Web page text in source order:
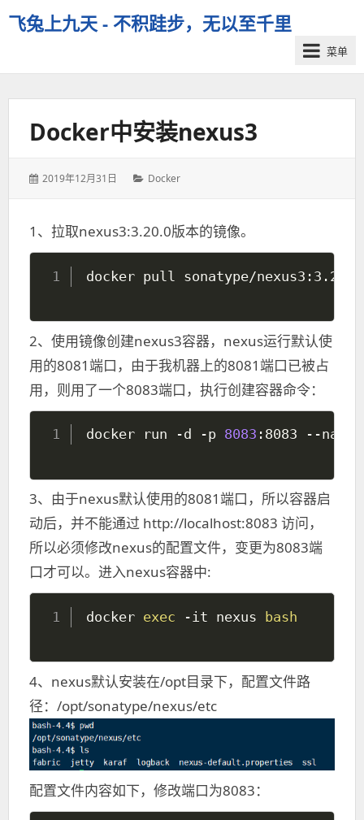
飞兔上九天 - 不积跬步，无以至千里
菜单
Docker中安装nexus3
发
2019年12月31日
分
Docker
1、拉取nexus3:3.20.0版本的镜像。
2、使用镜像创建nexus3容器，nexus运行默认使
用的8081端口，由于我机器上的8081端口已被占
用，则用了一个8083端口，执行创建容器命令：
docker run -d -p 8083
3、由于nexus默认使用的8081端口，所以容器启
动后，并不能通过 http://localhost:8083 访问，
所以必须修改nexus的配置文件，变更为8083端
口才可以。进入nexus容器中:
docker exec -it nexus bash
4、nexus默认安装在/opt目录下，配置文件路
径：/opt/sonatype/nexus/etc
配置文件内容如下，修改端口为8083：